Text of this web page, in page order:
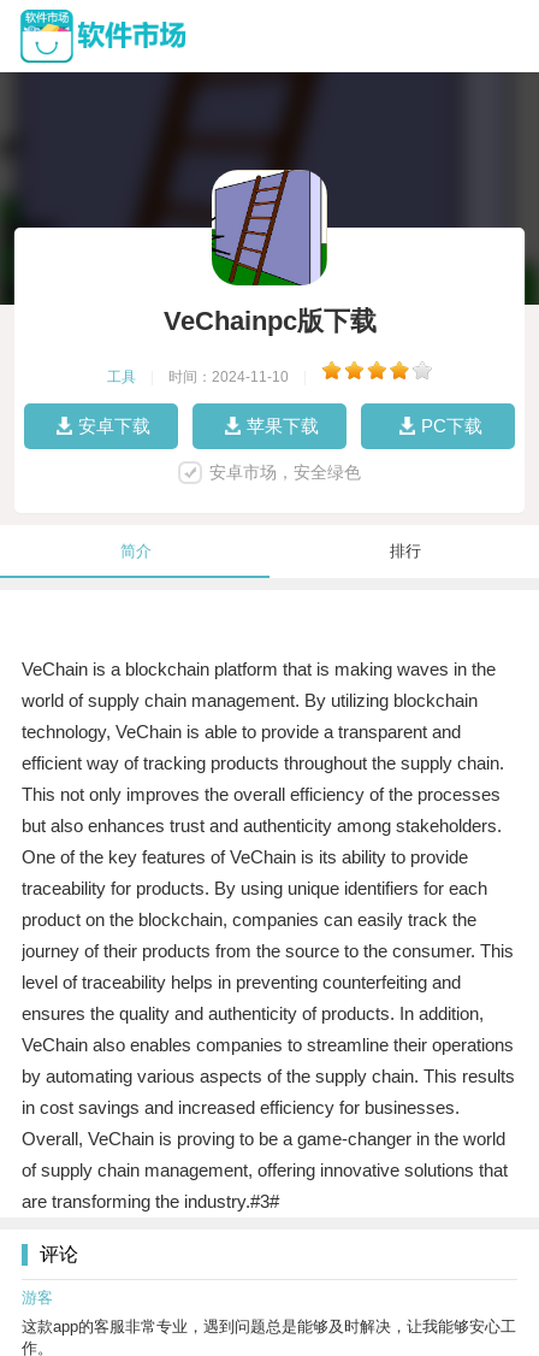
VeChainpc版下载
工具 时间：2024-11-10
安卓下载 苹果下载 PC下载
安卓市场，安全绿色
简介 排行
VeChain is a blockchain platform that is making waves in the
world of supply chain management. By utilizing blockchain
technology, VeChain is able to provide a transparent and
efficient way of tracking products throughout the supply chain.
This not only improves the overall efficiency of the processes
but also enhances trust and authenticity among stakeholders.
One of the key features of VeChain is its ability to provide
traceability for products. By using unique identifiers for each
product on the blockchain, companies can easily track the
journey of their products from the source to the consumer. This
level of traceability helps in preventing counterfeiting and
ensures the quality and authenticity of products. In addition,
VeChain also enables companies to streamline their operations
by automating various aspects of the supply chain. This results
in cost savings and increased efficiency for businesses.
Overall, VeChain is proving to be a game-changer in the world
of supply chain management, offering innovative solutions that
are transforming the industry.#3#
评论
游客
这款app的客服非常专业，遇到问题总是能够及时解决，让我能够安心工
作。